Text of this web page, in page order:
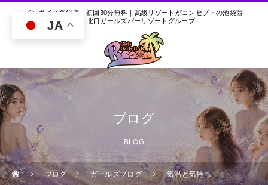
インボイス登録店｜初回30分無料｜高級リゾートがコンセプトの池袋西
口・北口ガールズバーリゾートグループ
ブログ
BLOG
ブログ ガールズブログ 気温と気持ち
JA